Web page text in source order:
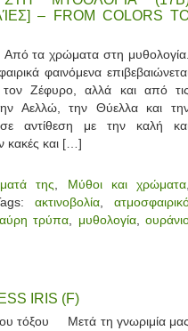
– FROM COLORS
Από τα χρώματα στη
φαινόμενα
Ζέφυρο, αλλά και από
Αελλώ, την Θύελλα και
αντίθεση με την καλή
κακές και […]
της Μύθοι και χρώματα
ακτινοβολία,
τρύπα μυθολογία,
IRIS (F)
τόξου Μετά τη γνωριμία